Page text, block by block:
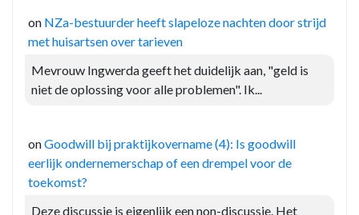
on NZa-bestuurder heeft slapeloze nachten door strijd
met huisartsen over tarieven
Mevrouw Ingwerda geeft het duidelijk aan, "geld is
niet de oplossing voor alle problemen". Ik...
onGoodwill bij praktijkovername (4): Is goodwill
eerlijk ondernemerschap of een drempel voor de
toekomst?
Deze discussie is eigenlijk een non-discussie. Het